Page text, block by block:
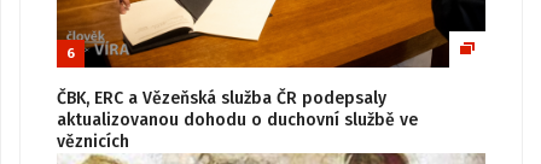
6
ČBK, ERC a Vězeňská služba ČR podepsaly
aktualizovanou dohodu o duchovní službě ve
věznicích